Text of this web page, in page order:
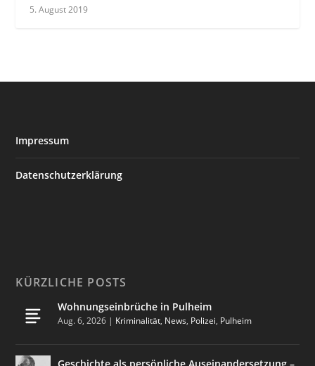
5. August 2019
Impressum
Datenschutzerklärung
KÜRZLICHE POSTS
Wohnungseinbrüche in Pulheim
Aug. 6, 2026 | Kriminalität, News, Polizei, Pulheim